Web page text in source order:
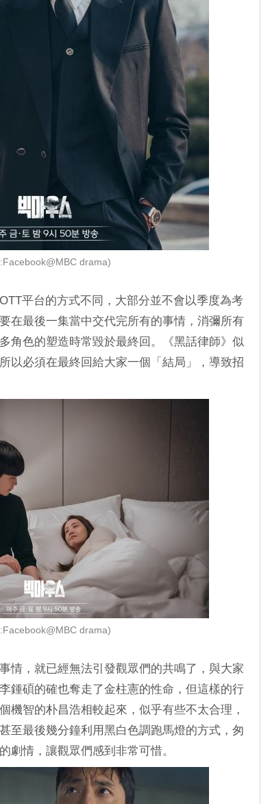
drama)
平台的方式不同，大部分並不會以季度為考
在最後一集當中交代完所有的事情，消彌所有
角色的塑造時常毀於最終回。《黑話律師》似
以必須在最終回給大家一個「結局」，導致招
drama)
情，就已經無法引發觀眾們的共鳴了，與大家
鍾碩的確也奪走了金柱憲的性命，但這樣的行
機智的朴昌浩相較起來，似乎有些不太合理，
至最後幾分鐘利用黑白色調跑馬燈的方式，匆
劇情，讓觀眾們感到非常可惜。